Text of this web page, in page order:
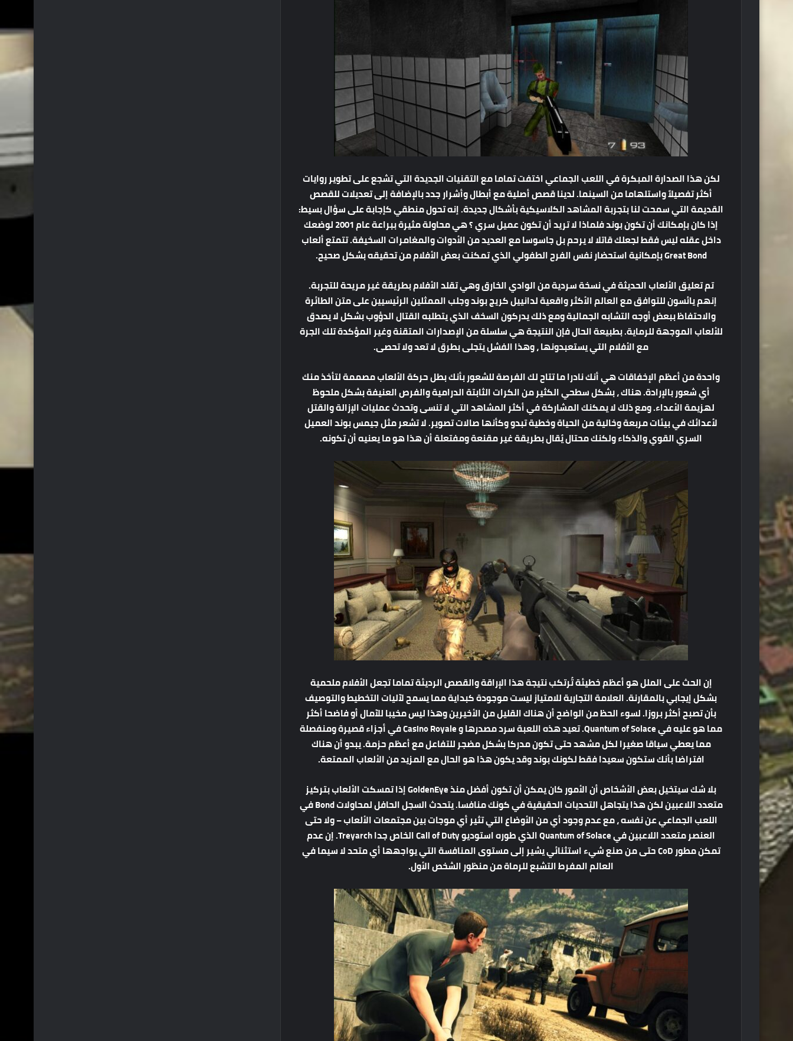
لكن هذا الصدارة المبكرة في اللعب الجماعي اختفت تماما مع التقنيات الجديدة التي تشجع على تطوير روايات
أكثر تفصيلاً واستلهاما من السينما. لدينا قصص أصلية مع أبطال وأشرار جدد بالإضافة إلى تعديلات للقصص
القديمة التي سمحت لنا بتجربة المشاهد الكلاسيكية بأشكال جديدة. إنه تحول منطقي كإجابة على سؤال بسيط:
إذا كان بإمكانك أن تكون بوند فلماذا لا تريد أن تكون عميل سري ؟ هي محاولة مثيرة ببراعة عام 2001 لوضعك
داخل عقله ليس فقط لجعلك قاتلا لا يرحم بل جاسوسا مع العديد من الأدوات والمغامرات السخيفة. تتمتع ألعاب
Great Bond بإمكانية استحضار نفس الفرح الطفولي الذي تمكنت بعض الأفلام من تحقيقه بشكل صحيح.
تم تعليق الألعاب الحديثة في نسخة سردية من الوادي الخارق وهي تقلد الأفلام بطريقة غير مريحة للتجربة.
إنهم يائسون للتوافق مع العالم الأكثر واقعية لدانييل كريج بوند وجلب الممثلين الرئيسيين على متن الطائرة
والاحتفاظ ببعض أوجه التشابه الجمالية ومع ذلك يدركون السخف الذي يتطلبه القتال الدؤوب بشكل لا يصدق
للألعاب الموجهة للرماية. بطبيعة الحال فإن النتيجة هي سلسلة من الإصدارات المتقنة وغير المؤكدة تلك الجرة
مع الأفلام التي يستعبدونها ، وهذا الفشل يتجلى بطرق لا تعد ولا تحصى.
واحدة من أعظم الإخفاقات هي أنك نادرا ما تتاح لك الفرصة للشعور بأنك بطل حركة الألعاب مصممة لتأخذ منك
أي شعور بالإرادة. هناك ، بشكل سطحي الكثير من الكرات الثابتة الدرامية والفرص العنيفة بشكل ملحوظ
لهزيمة الأعداء. ومع ذلك لا يمكنك المشاركة في أكثر المشاهد التي لا تنسى وتحدث عمليات الإزالة والقتل
لأعدائك في بيئات مربعة وخالية من الحياة وخطية تبدو وكأنها صالات تصوير. لا تشعر مثل جيمس بوند العميل
السري القوي والذكاء ولكنك محتال يُقال بطريقة غير مقنعة ومفتعلة أن هذا هو ما يعنيه أن تكونه.
إن الحث على الملل هو أعظم خطيئة تُرتكب نتيجة هذا الإراقة والقصص الرديئة تماما تجعل الأفلام ملحمية
بشكل إيجابي بالمقارنة. العلامة التجارية للامتياز ليست موجودة كبداية مما يسمح لآليات التخطيط والتوصيف
بأن تصبح أكثر بروزا. لسوء الحظ من الواضح أن هناك القليل من الأخيرين وهذا ليس مخيبا للآمال أو فاضحا أكثر
مما هو عليه في Quantum of Solace. تعيد هذه اللعبة سرد مصدرها و Casino Royale في أجزاء قصيرة ومنفصلة
مما يعطي سياقا صغيرا لكل مشهد حتى تكون مدركا بشكل مضجر للتفاعل مع أعظم حزمة. يبدو أن هناك
افتراضا بأنك ستكون سعيدا فقط لكونك بوند وقد يكون هذا هو الحال مع المزيد من الألعاب الممتعة.
بلا شك سيتخيل بعض الأشخاص أن الأمور كان يمكن أن تكون أفضل منذ GoldenEye إذا تمسكت الألعاب بتركيز
متعدد اللاعبين لكن هذا يتجاهل التحديات الحقيقية في كونك منافسا. يتحدث السجل الحافل لمحاولات Bond في
اللعب الجماعي عن نفسه ، مع عدم وجود أي من الأوضاع التي تثير أي موجات بين مجتمعات الألعاب – ولا حتى
العنصر متعدد اللاعبين في Quantum of Solace الذي طوره استوديو Call of Duty الخاص جدا Treyarch. إن عدم
تمكن مطور CoD حتى من صنع شيء استثنائي يشير إلى مستوى المنافسة التي يواجهها أي متحد لا سيما في
العالم المفرط التشبع للرماة من منظور الشخص الأول.